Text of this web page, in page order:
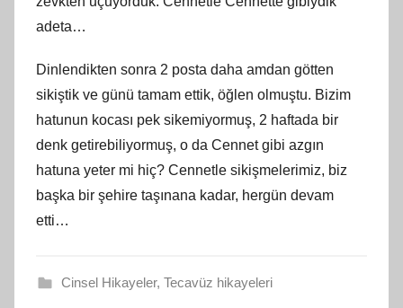
adeta…
Dinlendikten sonra 2 posta daha amdan götten
sikiştik ve günü tamam ettik, öğlen olmuştu. Bizim
hatunun kocası pek sikemiyormuş, 2 haftada bir
denk getirebiliyormuş, o da Cennet gibi azgın
hatuna yeter mi hiç? Cennetle sikişmelerimiz, biz
başka bir şehire taşınana kadar, hergün devam
etti…
Cinsel Hikayeler, Tecavüz hikayeleri